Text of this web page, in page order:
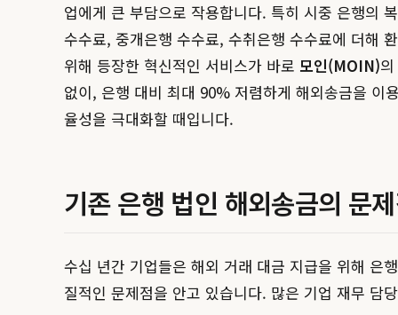
업에게 큰 부담으로 작용합니다. 특히 시중 은행의
수수료, 중개은행 수수료, 수취은행 수수료에 더해
위해 등장한 혁신적인 서비스가 바로 모인(MOIN)의
없이, 은행 대비 최대 90% 저렴하게 해외송금을 이
율성을 극대화할 때입니다.
기존 은행 법인 해외송금의 문
수십 년간 기업들은 해외 거래 대금 지급을 위해 은
질적인 문제점을 안고 있습니다. 많은 기업 재무 담